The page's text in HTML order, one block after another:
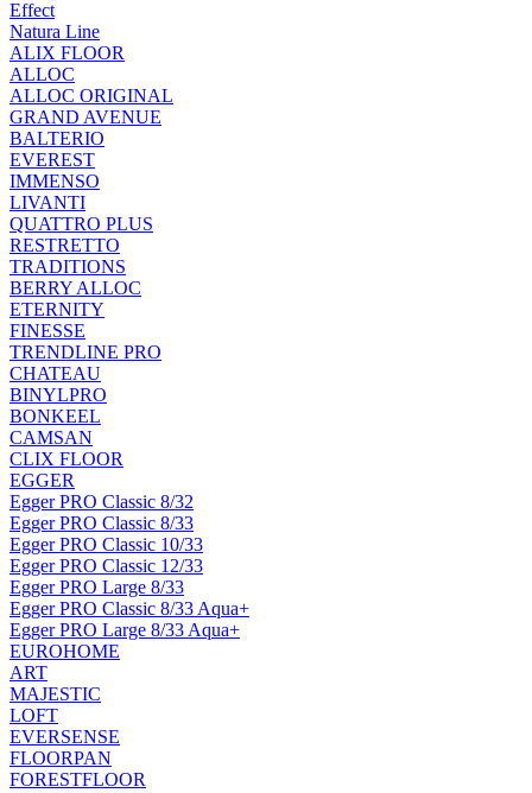
Effect
Natura Line
ALIX FLOOR
ALLOC
ALLOC ORIGINAL
GRAND AVENUE
BALTERIO
EVEREST
IMMENSO
LIVANTI
QUATTRO PLUS
RESTRETTO
TRADITIONS
BERRY ALLOC
ETERNITY
FINESSE
TRENDLINE PRO
CHATEAU
BINYLPRO
BONKEEL
CAMSAN
CLIX FLOOR
EGGER
Egger PRO Classic 8/32
Egger PRO Classic 8/33
Egger PRO Classic 10/33
Egger PRO Classic 12/33
Egger PRO Large 8/33
Egger PRO Classic 8/33 Aqua+
Egger PRO Large 8/33 Aqua+
EUROHOME
ART
MAJESTIC
LOFT
EVERSENSE
FLOORPAN
FORESTFLOOR